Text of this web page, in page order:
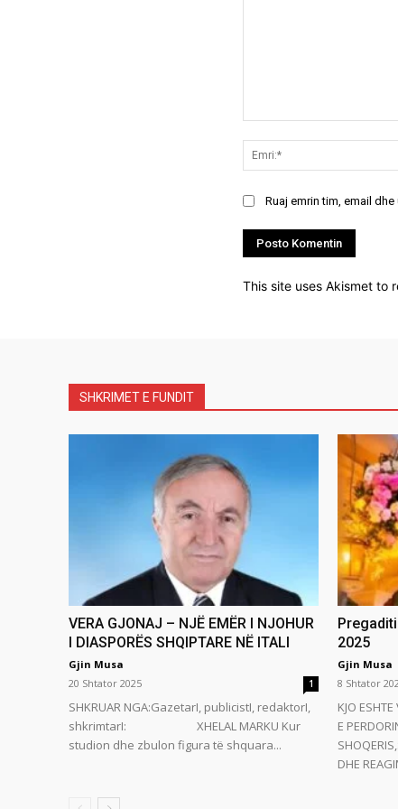
Ruaj emrin tim, email
This site uses Akismet to
SHKRIMET E FUNDIT
VERA GJONAJ – NJË EMËR I NJOHUR
I DIASPORËS SHQIPTARE NË ITALI
Gjin Musa
20 Shtator 2025
1
SHKRUAR NGA:GazetarI, publicistI, redaktorI,
shkrimtarI: XHELAL MARKU Kur
studion dhe zbulon figura të shquara...
2025
Gjin Musa
8 Shtator
KJO ESHTE
E
DHE